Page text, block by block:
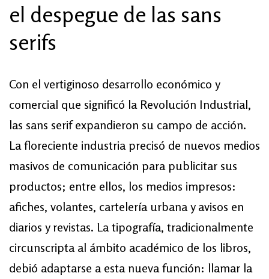
el despegue de las sans
serifs
Con el vertiginoso desarrollo económico y
comercial que significó la Revolución Industrial,
las sans serif expandieron su campo de acción.
La floreciente industria precisó de nuevos medios
masivos de comunicación para publicitar sus
productos; entre ellos, los medios impresos:
afiches, volantes, cartelería urbana y avisos en
diarios y revistas. La tipografía, tradicionalmente
circunscripta al ámbito académico de los libros,
debió adaptarse a esta nueva función: llamar la